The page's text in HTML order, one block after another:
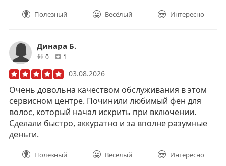
Полезный Весёлый Интересно
Динара Б.
0друзей1
03.08.2026
Очень довольна качеством обслуживания в этом
сервисном центре. Починили любимый фен для
волос, который начал искрить при включении.
Сделали быстро, аккуратно и за вполне разумные
деньги.
Полезный Весёлый Интересно